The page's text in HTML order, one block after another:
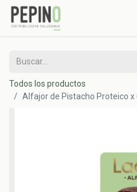
Todos los productos
Alfajor de Pistacho Proteico x